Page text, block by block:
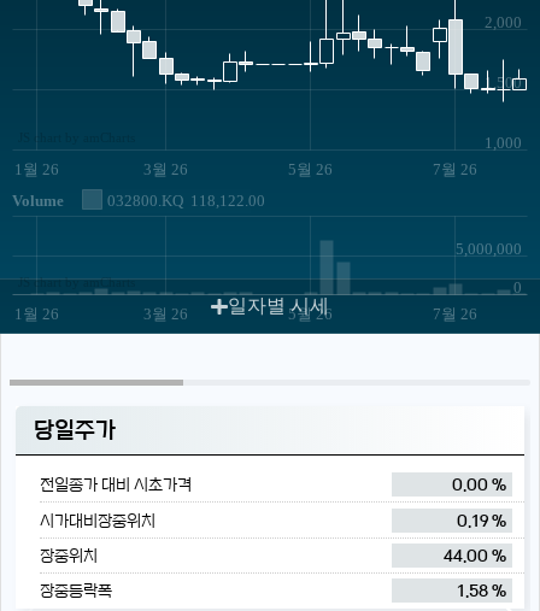
1월 26 3월 26 5월 26 7월 26
1,000
1,500
2,000
Volume 032800.KQ 118,122.00
1월 26 3월 26 5월 26 7월 26
0
5,000,000
JS chart by amCharts
일자별 시세
당일주가
전일종가 대비 시초가격
0.00 %
시가대비장중위치
0.19 %
장중위치
44.00 %
장중등락폭
1.58 %